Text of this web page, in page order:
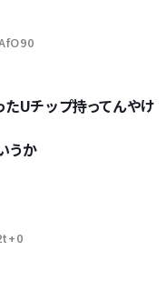
Uチップ持ってんやけ
うか